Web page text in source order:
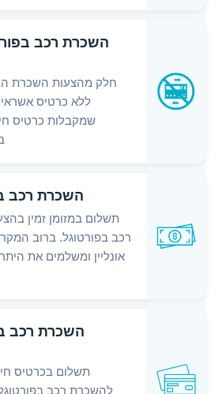
השכרת רכב
חלק מהצעות השכרת
ללא כרטיס
שמקבלות כרטיס
השכרת רכב
תשלום במזומן זמין
רכב בפורטוגל. ברוב
אונליין ומשלמים את
השכרת רכב
תשלום בכרטיס
להשכרת רכב